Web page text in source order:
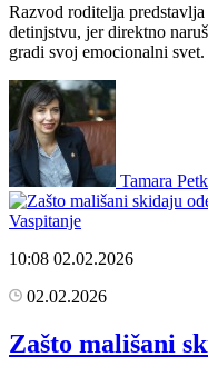
Razvod roditelja
detinjstvu, jer direktno
gradi svoj emocionalni svet.
Tamara
Vaspitanje
10:08 02.02.2026
02.02.2026
Zašto mališani